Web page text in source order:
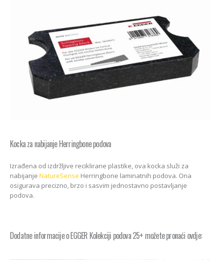
Kocka za nabijanje Herringbone podova
Izrađena od izdržljive reciklirane plastike, ova kocka služi za
nabijanje NatureSense Herringbone laminatnih podova. Ona
osigurava precizno, brzo i sasvim jednostavno postavljanje
podova.
Dodatne informacije o EGGER Kolekciji podova 25+ možete pronaći ovdje: